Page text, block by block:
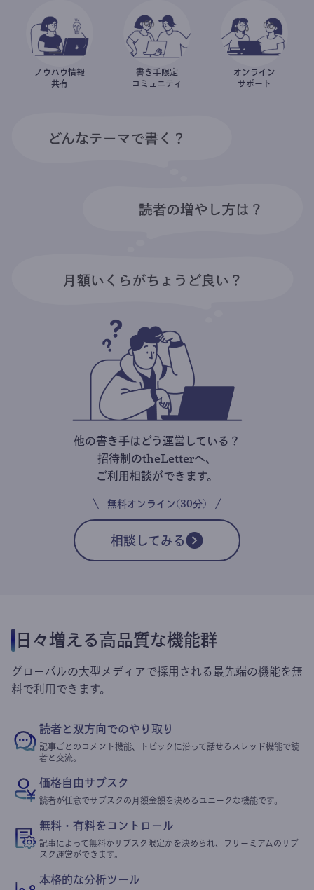
ノウハウ情報
共有
書き手限定
コミュニティ
オンライン
サポート
他の書き手はどう運営している？
招待制のtheLetterへ、
ご利用相談ができます。
無料オンライン(30分)
相談してみる
日々増える高品質な機能群
グローバルの大型メディアで採用される最先端の機能を無
料で利用できます。
読者と双方向でのやり取り
記事ごとのコメント機能、トピックに沿って話せるスレッド機能で読
者と交流。
価格自由サブスク
読者が任意でサブスクの月額金額を決めるユニークな機能です。
無料・有料をコントロール
記事によって無料かサブスク限定かを決められ、フリーミアムのサブ
スク運営ができます。
本格的な分析ツール